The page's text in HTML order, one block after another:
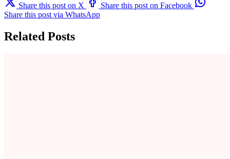
Share this post on X
Share this post on Facebook
Share this post via WhatsApp
Related Posts